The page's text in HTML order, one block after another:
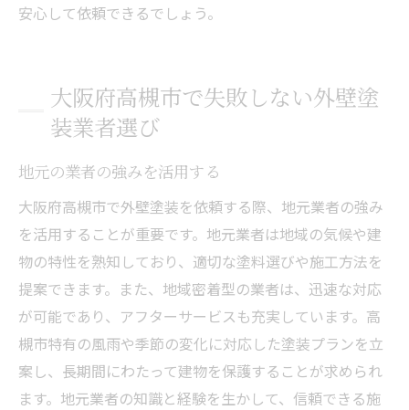
安心して依頼できるでしょう。
大阪府高槻市で失敗しない外壁塗
装業者選び
地元の業者の強みを活用する
大阪府高槻市で外壁塗装を依頼する際、地元業者の強み
を活用することが重要です。地元業者は地域の気候や建
物の特性を熟知しており、適切な塗料選びや施工方法を
提案できます。また、地域密着型の業者は、迅速な対応
が可能であり、アフターサービスも充実しています。高
槻市特有の風雨や季節の変化に対応した塗装プランを立
案し、長期間にわたって建物を保護することが求められ
ます。地元業者の知識と経験を生かして、信頼できる施